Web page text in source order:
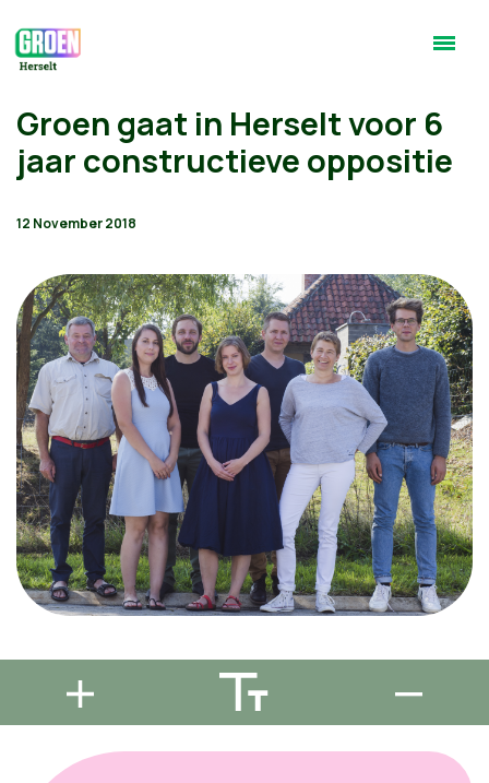
Groen gaat in Herselt voor 6
jaar constructieve oppositie
12 November 2018